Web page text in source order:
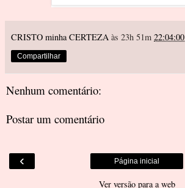
CRISTO minha CERTEZA às 23h 51m 22:04:00
Compartilhar
Nenhum comentário:
Postar um comentário
‹ Página inicial
Ver versão para a web